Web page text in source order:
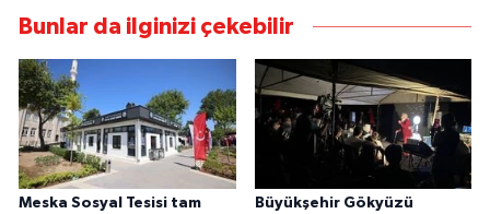
Bunlar da ilginizi çekebilir
Meska Sosyal Tesisi tam
Büyükşehir Gökyüzü